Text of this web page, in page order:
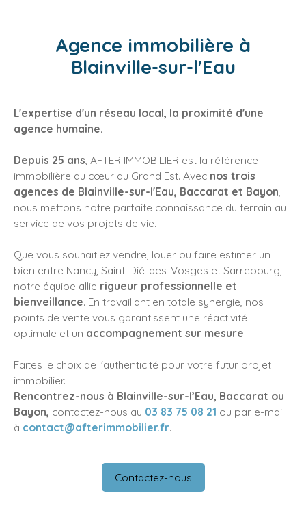
Agence immobilière à
Blainville-sur-l'Eau
L'expertise d'un réseau local, la proximité d'une
agence humaine.
Depuis 25 ans, AFTER IMMOBILIER est la référence
immobilière au cœur du Grand Est. Avec nos trois
agences de Blainville-sur-l'Eau, Baccarat et Bayon,
nous mettons notre parfaite connaissance du terrain au
service de vos projets de vie.
Que vous souhaitiez vendre, louer ou faire estimer un
bien entre Nancy, Saint-Dié-des-Vosges et Sarrebourg,
notre équipe allie rigueur professionnelle et
bienveillance. En travaillant en totale synergie, nos
points de vente vous garantissent une réactivité
optimale et un accompagnement sur mesure.
Faites le choix de l'authenticité pour votre futur projet
immobilier.
Rencontrez-nous à Blainville-sur-l’Eau, Baccarat ou
Bayon, contactez-nous au 03 83 75 08 21 ou par e-mail
à contact@afterimmobilier.fr.
Contactez-nous